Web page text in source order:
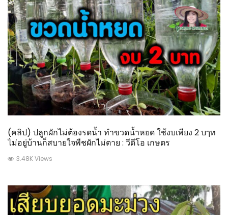
(คลิป) ปลูกผักไม่ต้องรดน้ำ ทำขวดน้ำหยด ใช้งบเพียง 2 บๅท
ไม่อยู่บ้านก็สบายใจพืชผักไม่ตาย : วีดีโอ เกษตร
3.48K Views